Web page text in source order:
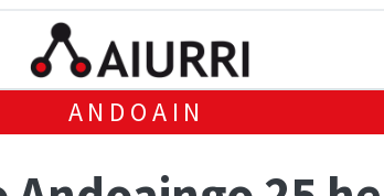
ANDOAIN